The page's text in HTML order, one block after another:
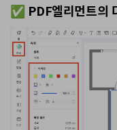
✅ PDF엘리먼트의